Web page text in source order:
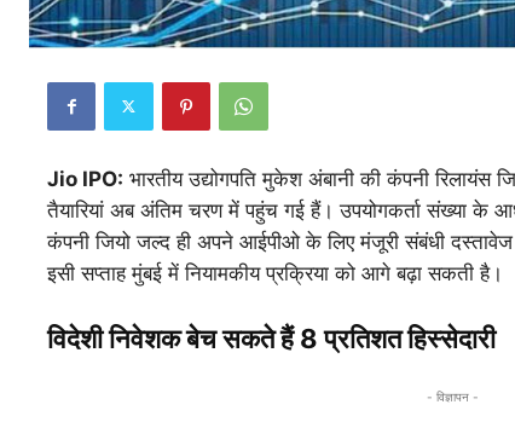
Jio IPO: भारतीय उद्योगपति मुकेश अंबानी की कंपनी रिलायंस
तैयारियां अब अंतिम चरण में पहुंच गई हैं। उपयोगकर्ता संख्या के
कंपनी जियो जल्द ही अपने आईपीओ के लिए मंजूरी संबंधी
इसी सप्ताह मुंबई में नियामकीय प्रक्रिया को आगे बढ़ा सकती है।
विदेशी निवेशक बेच सकते हैं 8 प्रतिशत हिस्सेदारी
- विज्ञापन -